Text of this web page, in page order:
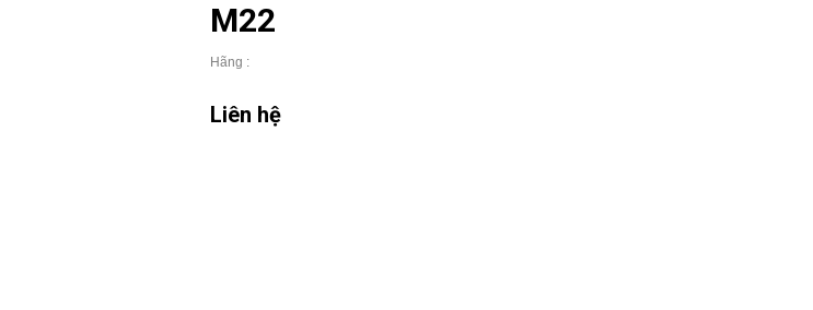
M22
Hãng :
Liên hệ